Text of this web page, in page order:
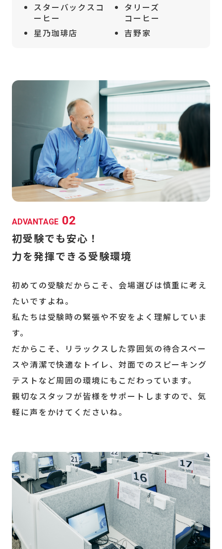
スターバックスコ
ーヒー
タリーズ
コーヒー
星乃珈琲店
吉野家
ADVANTAGE 02
初受験でも安心！
力を発揮できる受験環境
初めての受験だからこそ、会場選びは慎重に考え
たいですよね。
私たちは受験時の緊張や不安をよく理解していま
す。
だからこそ、リラックスした雰囲気の待合スペー
スや清潔で快適なトイレ、対面でのスピーキング
テストなど周囲の環境にもこだわっています。
親切なスタッフが皆様をサポートしますので、気
軽に声をかけてくださいね。